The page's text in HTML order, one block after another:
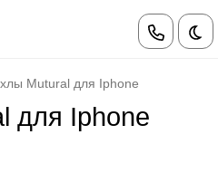
Mutural для Iphone
для Iphone